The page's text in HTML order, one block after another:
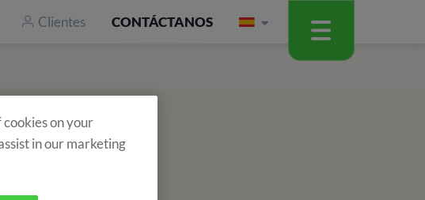
Clientes CONTÁCTANOS
el formulario y entérate
cookies on your
in our marketing